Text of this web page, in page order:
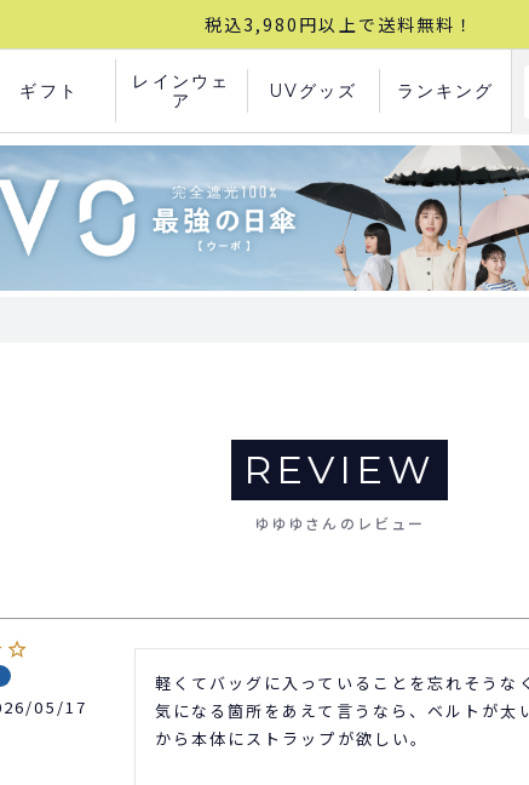
税込3,980円以上で送料無料！
ギフト
レインウェ
ア
UVグッズ ランキング
REVIEW
ゆゆゆさんのレビュー
05/17
軽くてバッグに入っていることを忘れそうな
気になる箇所をあえて言うなら、ベルトが
から本体にストラップが欲しい。